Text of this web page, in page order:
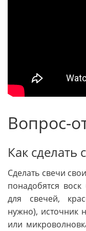
Вопрос-
Как сделать
Сделать свечи
понадобятся
для свечей,
нужно), источник
или